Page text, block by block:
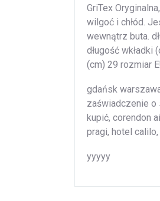
GriTex
wilgoć i chłód.
wewnątrz buta.
długość wkładki
(cm) 29 rozmiar
gdańsk
zaświadczenie o
kupić, corendon
pragi, hotel
yyyyy